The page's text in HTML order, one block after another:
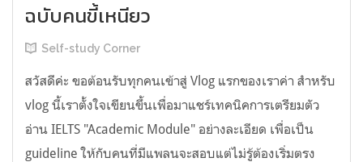
ฉบับคนขี้เหนียว
Self-study Corner
สวัสดีค่ะ ขอต้อนรับทุกคนเข้าสู่ Vlog แรกของเราค่า สำหรับ
vlog นี้เราตั้งใจเขียนขึ้นเพื่อมาแชร์เทคนิคการเตรียมตัว
อ่าน IELTS "Academic Module" อย่างละเอียด เพื่อเป็น
guideline ให้กับคนที่มีแพลนจะสอบแต่ไม่รู้ต้องเริ่มตรง